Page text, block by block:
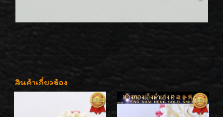
สินค้าเกี่ยวข้อง